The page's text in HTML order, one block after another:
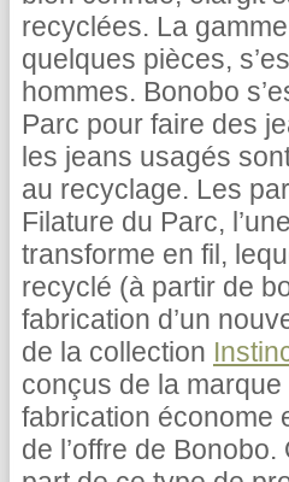
recyclées. La
quelques pièces,
hommes. Bonobo
Parc pour faire des
les jeans usagés
au recyclage. Les
Filature du Parc,
transforme en fil,
recyclé (à partir de
fabrication d’un
de la collection
conçus de la
fabrication économe
de l’offre de